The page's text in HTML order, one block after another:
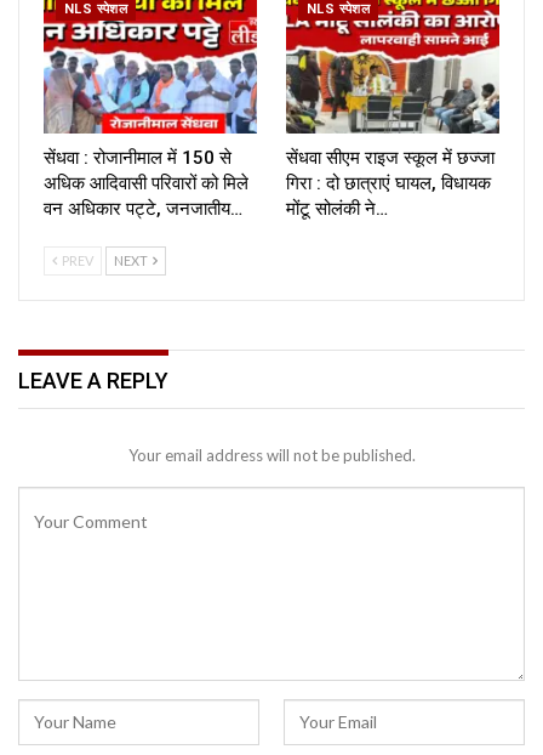
NLS स्पेशल
सेंधवा : रोजानीमाल में 150 से
अधिक आदिवासी परिवारों को मिले
वन अधिकार पट्टे, जनजातीय…
NLS स्पेशल
सेंधवा सीएम राइज स्कूल में छज्जा
गिरा : दो छात्राएं घायल, विधायक
मोंटू सोलंकी ने…
PREV NEXT
LEAVE A REPLY
Your email address will not be published.